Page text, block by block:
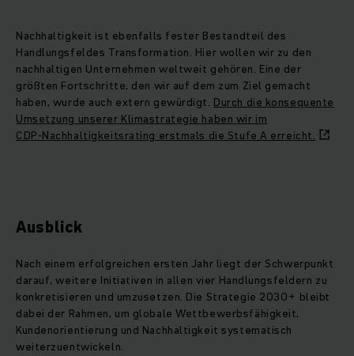
Nachhaltigkeit ist ebenfalls fester Bestandteil des
Handlungsfeldes Transformation. Hier wollen wir zu den
nachhaltigen Unternehmen weltweit gehören. Eine der
größten Fortschritte, den wir auf dem zum Ziel gemacht
haben, wurde auch extern gewürdigt. Durch die konsequente
Umsetzung unserer Klimastrategie haben wir im
CDP‑Nachhaltigkeitsrating erstmals die Stufe A erreicht.
Ausblick
Nach einem erfolgreichen ersten Jahr liegt der Schwerpunkt
darauf, weitere Initiativen in allen vier Handlungsfeldern zu
konkretisieren und umzusetzen. Die Strategie 2030+ bleibt
dabei der Rahmen, um globale Wettbewerbsfähigkeit,
Kundenorientierung und Nachhaltigkeit systematisch
weiterzuentwickeln.